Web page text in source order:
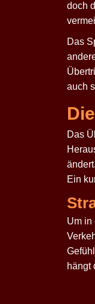
doch
Das
auch
Das
Ein
Um in
hängt